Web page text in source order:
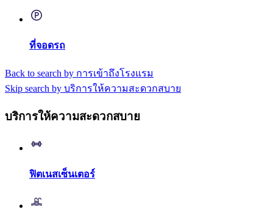
ที่จอดรถ
Back to search by การเข้าถึงโรงแรม
Skip search by บริการให้ความสะดวกสบาย
บริการให้ความสะดวกสบาย
ฟิตเนสเซ็นเตอร์